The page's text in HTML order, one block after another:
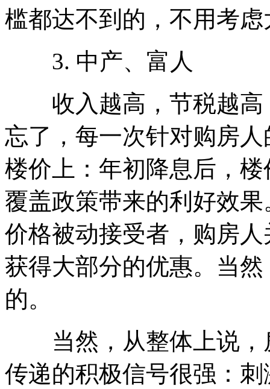
槛都达不到的，不用考虑
3. 中产、富人
收入越高，节税越高
忘了，每一次针对购房
楼价上：年初降息后，
覆盖政策带来的利好效
价格被动接受者，购房
获得大部分的优惠。当
的。
当然，从整体上说，
传递的积极信号很强：